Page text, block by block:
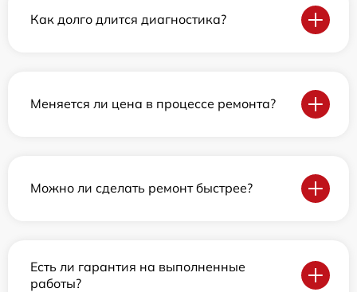
Как долго длится диагностика?
Меняется ли цена в процессе ремонта?
Можно ли сделать ремонт быстрее?
Есть ли гарантия на выполненные
работы?